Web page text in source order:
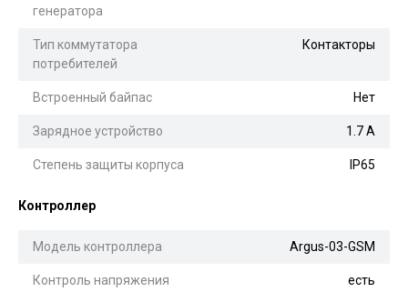
генератора
Тип коммутатора
потребителей
Контакторы
Встроенный байпас Нет
Зарядное устройство 1.7 А
Степень защиты корпуса IP65
Контроллер
Модель контроллера Argus-03-GSM
Контроль напряжения
есть